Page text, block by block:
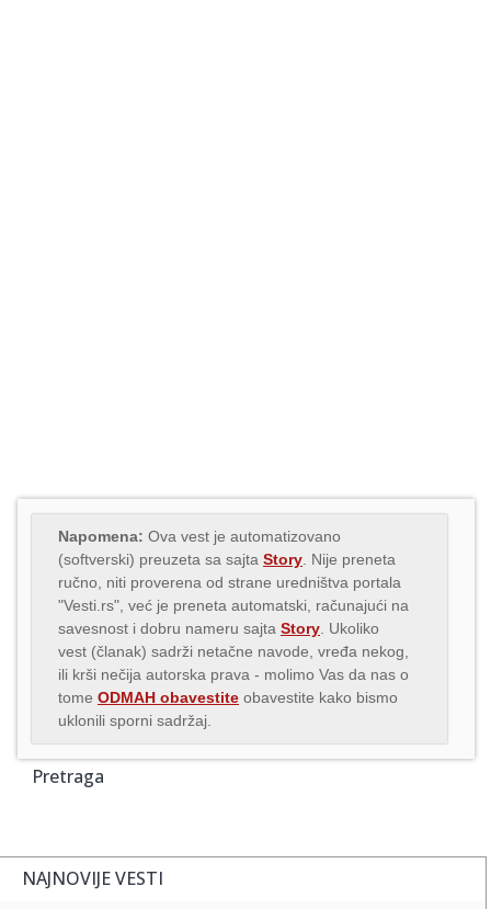
Napomena: Ova vest je automatizovano
(softverski) preuzeta sa sajta Story . Nije preneta
ručno, niti proverena od strane uredništva portala
"Vesti.rs", već je preneta automatski, računajući na
savesnost i dobru nameru sajta Story . Ukoliko
vest (članak) sadrži netačne navode, vređa nekog,
ili krši nečija autorska prava - molimo Vas da nas o
tome ODMAH obavestite obavestite kako bismo
uklonili sporni sadržaj.
Pretraga
NAJNOVIJE VESTI